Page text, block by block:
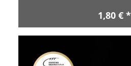
1,80 € *